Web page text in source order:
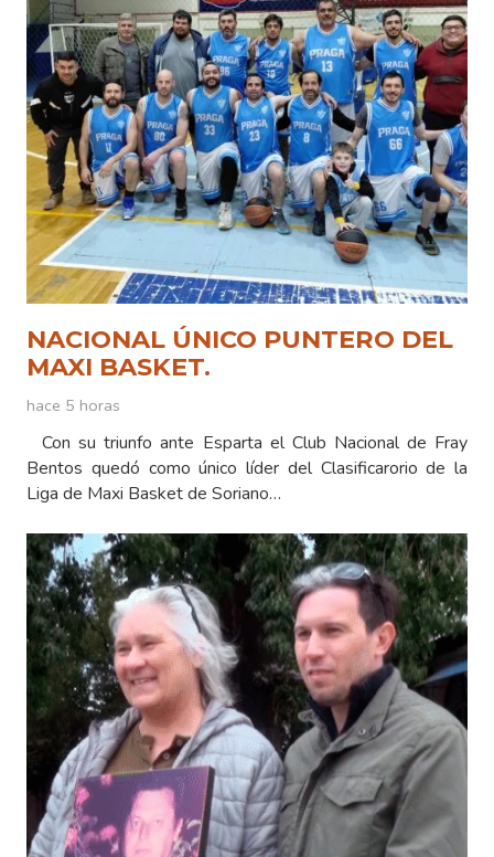
NACIONAL ÚNICO PUNTERO DEL
MAXI BASKET.
hace 5 horas
Con su triunfo ante Esparta el Club Nacional de Fray
Bentos quedó como único líder del Clasificarorio de la
Liga de Maxi Basket de Soriano…